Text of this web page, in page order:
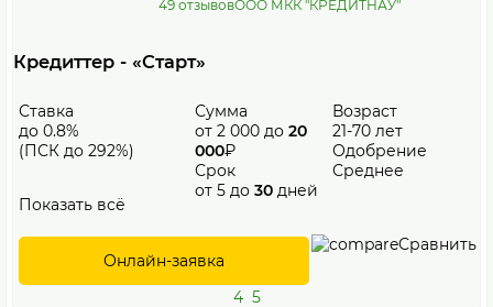
49 отзывовООО МКК "КРЕДИТНАУ"
Кредиттер - «Старт»
Ставка
до 0.8%
(ПСК до 292%)
Сумма
от 2 000 до 20
000₽
Срок
от 5 до 30 дней
Возраст
21-70 лет
Одобрение
Среднее
Показать всё
Онлайн-заявка
Сравнить
4 5